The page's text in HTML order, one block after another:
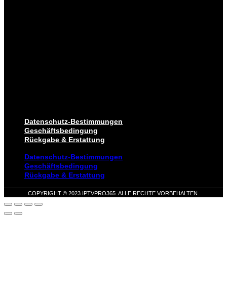
Datenschutz-Bestimmungen
Geschäftsbedingung
Rückgabe & Erstattung
Datenschutz-Bestimmungen
Geschäftsbedingung
Rückgabe & Erstattung
COPYRIGHT © 2023 IPTVPRO365. ALLE RECHTE VORBEHALTEN.